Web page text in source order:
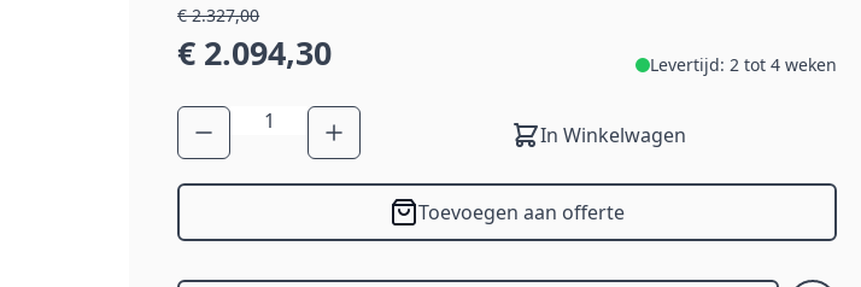
€ 2.327,00
€ 2.094,30 Levertijd: 2 tot 4 weken
Aantal
In Winkelwagen
Toevoegen aan offerte